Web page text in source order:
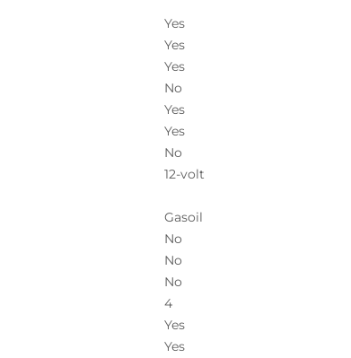
Yes
Yes
Yes
No
Yes
Yes
No
12-volt
Gasoil
No
No
No
4
Yes
Yes